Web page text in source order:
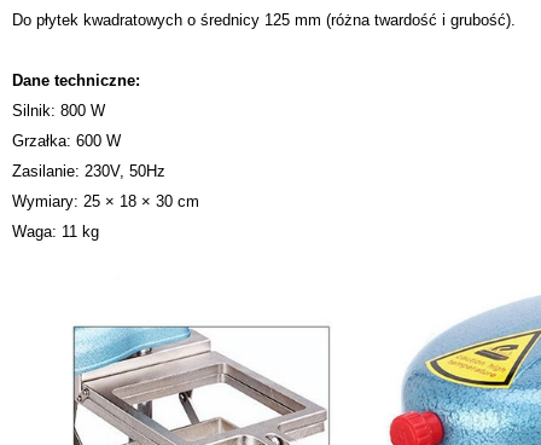
Do płytek kwadratowych o średnicy 125 mm (różna twardość i grubość).
Dane techniczne:
Silnik: 800 W
Grzałka: 600 W
Zasilanie: 230V, 50Hz
Wymiary: 25 × 18 × 30 cm
Waga: 11 kg